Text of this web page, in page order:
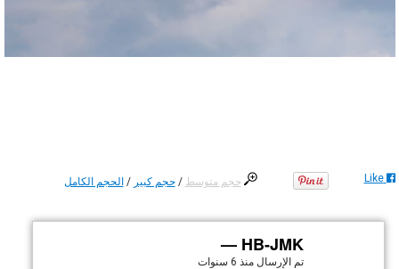
حجم متوسط /حجم كبير /الحجم الكامل Like
HB-JMK —
تم الإرسال منذ 6 سنوات